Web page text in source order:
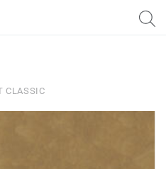
CLASSIC